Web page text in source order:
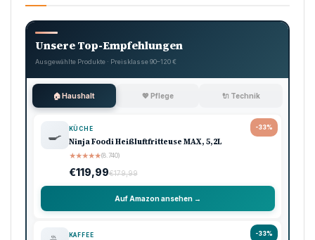
Unsere Top-Empfehlungen
Ausgewählte Produkte · Preisklasse 90–120 €
🏠 Haushalt 💖 Pflege 🔌 Technik
-33%
🍳 KÜCHE
Ninja Foodi Heißluftfritteuse MAX, 5,2L
★★★★★(8.740)
€119,99€179,99
Auf Amazon ansehen →
-33%
KAFFEE